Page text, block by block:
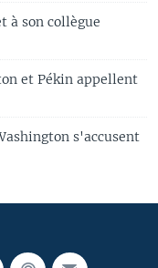
à son collègue
et Pékin appellent
s'accusent